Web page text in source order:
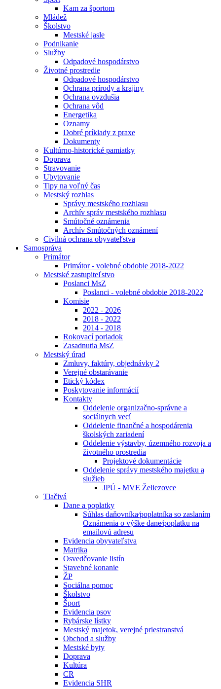
Kam za športom
Mládež
Školstvo
Mestské jasle
Podnikanie
Služby
Odpadové hospodárstvo
Životné prostredie
Odpadové hospodárstvo
Ochrana prírody a krajiny
Ochrana ovzdušia
Ochrana vôd
Energetika
Oznamy
Dobré príklady z praxe
Dokumenty
Kultúrno-historické pamiatky
Doprava
Stravovanie
Ubytovanie
Tipy na voľný čas
Mestský rozhlas
Správy mestského rozhlasu
Archív správ mestského rozhlasu
Smútočné oznámenia
Archív Smútočných oznámení
Civilná ochrana obyvateľstva
Samospráva
Primátor
Primátor - volebné obdobie 2018-2022
Mestské zastupiteľstvo
Poslanci MsZ
Poslanci - volebné obdobie 2018-2022
Komisie
2022 - 2026
2018 - 2022
2014 - 2018
Rokovací poriadok
Zasadnutia MsZ
Mestský úrad
Zmluvy, faktúry, objednávky 2
Verejné obstarávanie
Etický kódex
Poskytovanie informácií
Kontakty
Oddelenie organizačno-správne a
sociálnych vecí
Oddelenie finančné a hospodárenia
školských zariadení
Oddelenie výstavby, územného rozvoja a
životného prostredia
Projektové dokumentácie
Oddelenie správy mestského majetku a
služieb
JPÚ - MVE Želiezovce
Tlačivá
Dane a poplatky
Súhlas daňovníka⁄poplatníka so zaslaním
Oznámenia o výške dane⁄poplatku na
emailovú adresu
Evidencia obyvateľstva
Matrika
Osvedčovanie listín
Stavebné konanie
ŽP
Sociálna pomoc
Školstvo
Šport
Evidencia psov
Rybárske lístky
Mestský majetok, verejné priestranstvá
Obchod a služby
Mestské byty
Doprava
Kultúra
CR
Evidencia SHR